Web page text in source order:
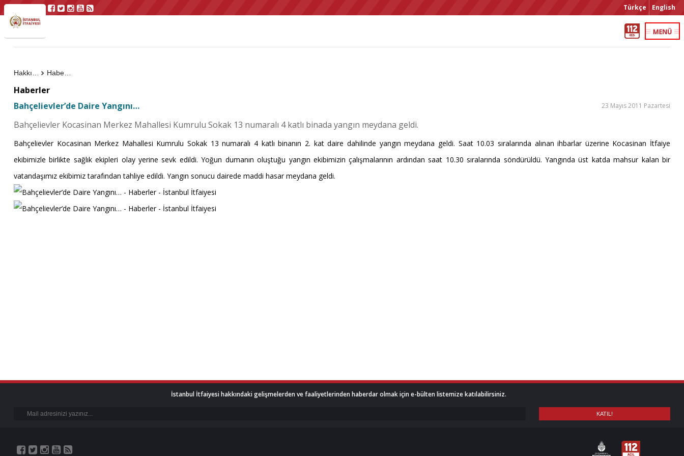
Türkçe English
Haberler
Haberler
Bahçelievler’de Daire Yangını…
23 Mayıs 2011 Pazartesi
Bahçelievler Kocasinan Merkez Mahallesi Kumrulu Sokak 13 numaralı 4 katlı binada yangın meydana geldi.
Bahçelievler Kocasinan Merkez Mahallesi Kumrulu Sokak 13 numaralı 4 katlı binanın 2. kat daire dahilinde yangın meydana geldi. Saat 10.03 sıralarında alınan ihbarlar üzerine Kocasinan İtfaiye
ekibimizle birlikte sağlık ekipleri olay yerine sevk edildi. Yoğun dumanın oluştuğu yangın ekibimizin çalışmalarının ardından saat 10.30 sıralarında söndürüldü. Yangında üst katda mahsur kalan bir
vatandaşımız ekibimiz tarafından tahliye edildi. Yangın sonucu dairede maddi hasar meydana geldi.
İstanbul İtfaiyesi hakkındaki gelişmelerden ve faaliyetlerinden haberdar olmak için e-bülten listemize katılabilirsiniz.